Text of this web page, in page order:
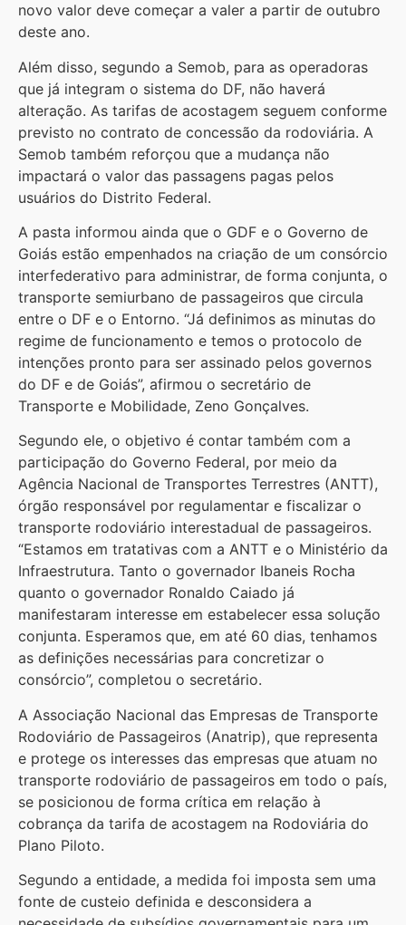
novo valor deve começar a valer a partir de outubro
deste ano.
Além disso, segundo a Semob, para as operadoras
que já integram o sistema do DF, não haverá
alteração. As tarifas de acostagem seguem conforme
previsto no contrato de concessão da rodoviária. A
Semob também reforçou que a mudança não
impactará o valor das passagens pagas pelos
usuários do Distrito Federal.
A pasta informou ainda que o GDF e o Governo de
Goiás estão empenhados na criação de um consórcio
interfederativo para administrar, de forma conjunta, o
transporte semiurbano de passageiros que circula
entre o DF e o Entorno. “Já definimos as minutas do
regime de funcionamento e temos o protocolo de
intenções pronto para ser assinado pelos governos
do DF e de Goiás”, afirmou o secretário de
Transporte e Mobilidade, Zeno Gonçalves.
Segundo ele, o objetivo é contar também com a
participação do Governo Federal, por meio da
Agência Nacional de Transportes Terrestres (ANTT),
órgão responsável por regulamentar e fiscalizar o
transporte rodoviário interestadual de passageiros.
“Estamos em tratativas com a ANTT e o Ministério da
Infraestrutura. Tanto o governador Ibaneis Rocha
quanto o governador Ronaldo Caiado já
manifestaram interesse em estabelecer essa solução
conjunta. Esperamos que, em até 60 dias, tenhamos
as definições necessárias para concretizar o
consórcio”, completou o secretário.
A Associação Nacional das Empresas de Transporte
Rodoviário de Passageiros (Anatrip), que representa
e protege os interesses das empresas que atuam no
transporte rodoviário de passageiros em todo o país,
se posicionou de forma crítica em relação à
cobrança da tarifa de acostagem na Rodoviária do
Plano Piloto.
Segundo a entidade, a medida foi imposta sem uma
fonte de custeio definida e desconsidera a